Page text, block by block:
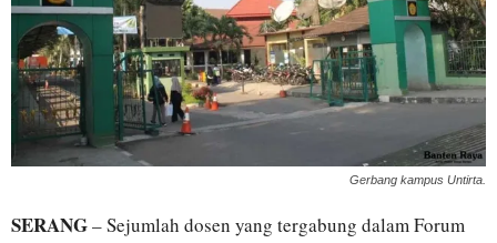
Gerbang kampus Untirta.
SERANG– Sejumlah dosen yang tergabung dalam Forum